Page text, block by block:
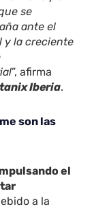
se
ante el
y la creciente
”, afirma
Iberia.
son las
el
a la